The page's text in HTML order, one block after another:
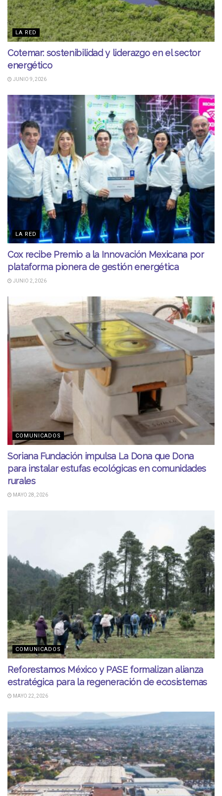
LA RED
Cotemar: sostenibilidad y liderazgo en el sector
energético
JUNIO 9, 2026
LA RED
Cox recibe Premio a la Innovación Mexicana por
plataforma pionera de gestión energética
JUNIO 2, 2026
COMUNICADOS
Soriana Fundación impulsa La Dona que Dona
para instalar estufas ecológicas en comunidades
rurales
MAYO 28, 2026
COMUNICADOS
Reforestamos México y PASE formalizan alianza
estratégica para la regeneración de ecosistemas
MAYO 22, 2026